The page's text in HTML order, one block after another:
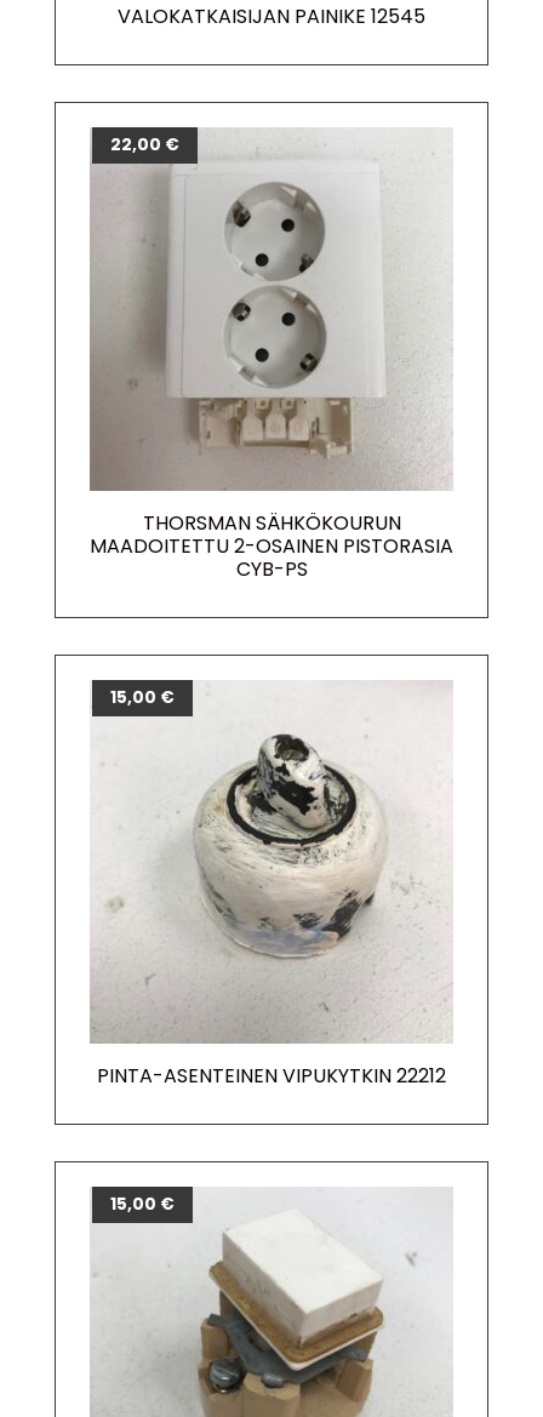
VALOKATKAISIJAN PAINIKE 12545
THORSMAN SÄHKÖKOURUN
MAADOITETTU 2-OSAINEN PISTORASIA
CYB-PS
22,00 €
PINTA-ASENTEINEN VIPUKYTKIN 22212
15,00 €
15,00 €